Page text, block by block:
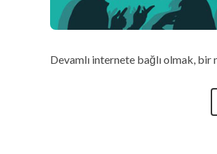
Devamlı internete bağlı olmak, bir